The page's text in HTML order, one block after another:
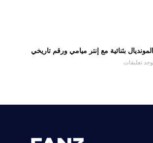
بثنائية مع إنتر ميامي ورقم تاريخي
تعليقات